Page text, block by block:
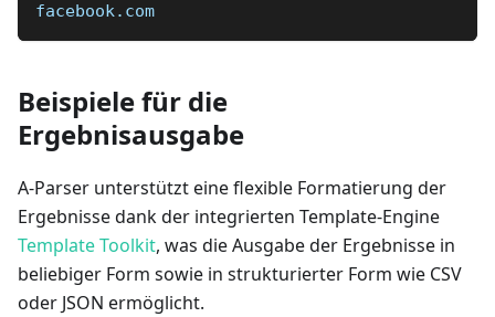
facebook.com
Beispiele für die
Ergebnisausgabe
A-Parser unterstützt eine flexible Formatierung der
Ergebnisse dank der integrierten Template-Engine
Template Toolkit, was die Ausgabe der Ergebnisse in
beliebiger Form sowie in strukturierter Form wie CSV
oder JSON ermöglicht.